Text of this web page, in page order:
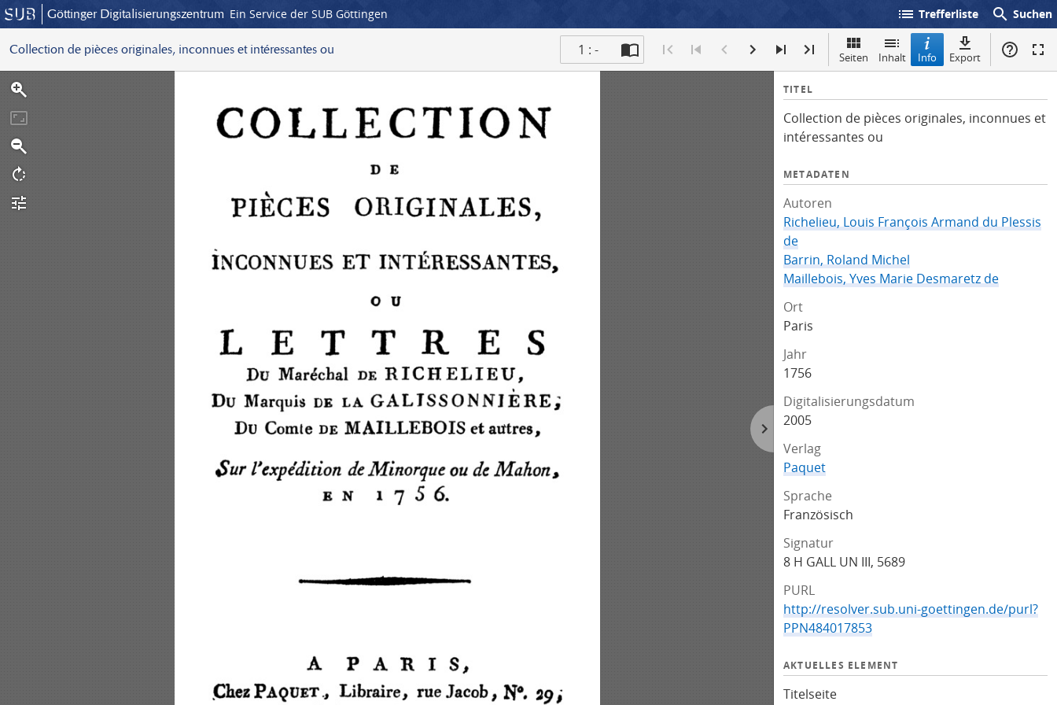
Göttinger Digitalisierungszentrum Ein Service der SUB Göttingen list Trefferliste search Suchen
Collection de pièces originales, inconnues et intéressantes ou 1 : - Seiten Inhalt Info Export
I
f
o
TITEL
Collection de pièces originales, inconnues et
intéressantes ou
METADATEN
Autoren
Richelieu, Louis François Armand du Plessis
de
Barrin, Roland Michel
Maillebois, Yves Marie Desmaretz de
Ort
Paris
Jahr
1756
Digitalisierungsdatum
2005
Verlag
Paquet
Sprache
Französisch
Signatur
8 H GALL UN III, 5689
PURL
http://resolver.sub.uni-goettingen.de/purl?
PPN484017853
AKTUELLES ELEMENT
Titelseite